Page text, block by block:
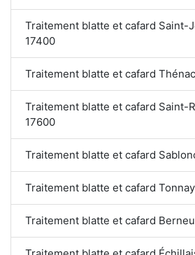
Traitement blatte et cafard Saint-
17400
Traitement blatte et cafard
Traitement blatte et cafard Saint-
17600
Traitement blatte et cafard
Traitement blatte et cafard
Traitement blatte et cafard